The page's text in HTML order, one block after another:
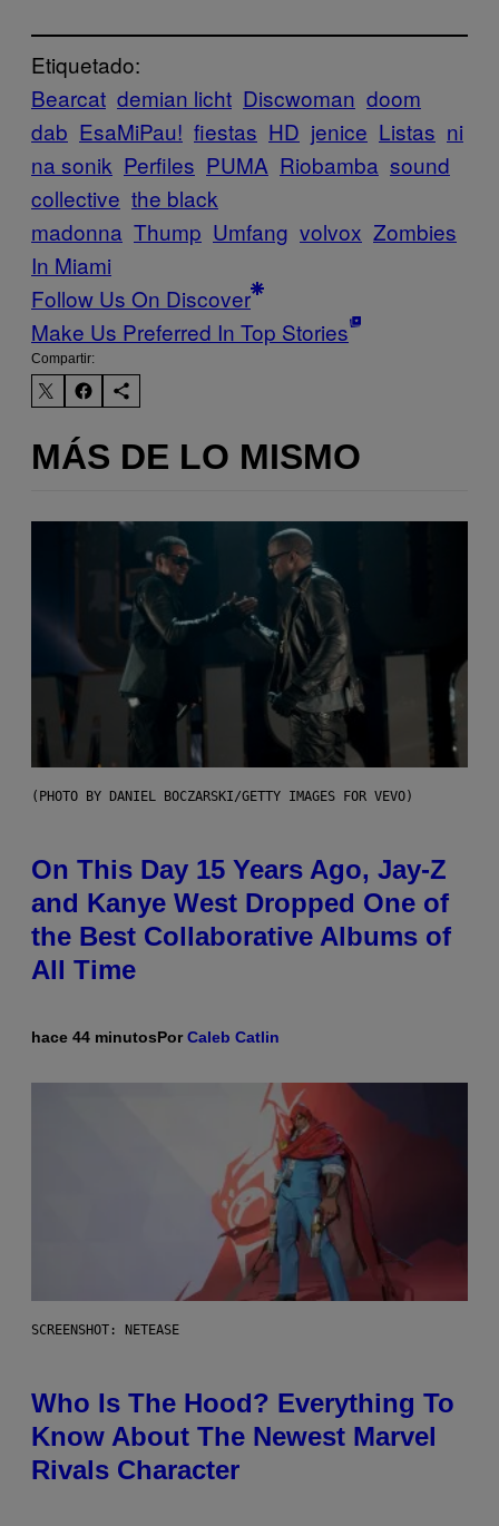
Etiquetado:
Bearcat demian licht Discwoman doom
dab EsaMiPau! fiestas HD jenice Listas ni
na sonik Perfiles PUMA Riobamba sound
collective the black
madonna Thump Umfang volvox Zombies
In Miami
Follow Us On Discover
Make Us Preferred In Top Stories
Compartir:
MÁS DE LO MISMO
(PHOTO BY DANIEL BOCZARSKI/GETTY IMAGES FOR VEVO)
On This Day 15 Years Ago, Jay-Z
and Kanye West Dropped One of
the Best Collaborative Albums of
All Time
hace 44 minutosPorCaleb Catlin
SCREENSHOT: NETEASE
Who Is The Hood? Everything To
Know About The Newest Marvel
Rivals Character